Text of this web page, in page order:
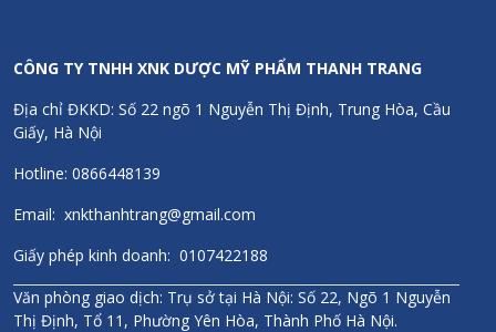
CÔNG TY TNHH XNK DƯỢC MỸ PHẨM THANH TRANG
Địa chỉ ĐKKD: Số 22 ngõ 1 Nguyễn Thị Định, Trung Hòa, Cầu
Giấy, Hà Nội
Hotline: 0866448139
Email: xnkthanhtrang@gmail.com
Giấy phép kinh doanh: 0107422188
Văn phòng giao dịch: Trụ sở tại Hà Nội: Số 22, Ngõ 1 Nguyễn
Thị Định, Tổ 11, Phường Yên Hòa, Thành Phố Hà Nội.